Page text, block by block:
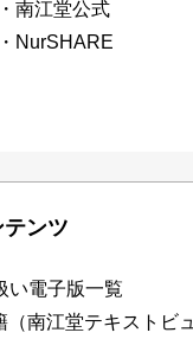
・南江堂公式
・NurSHARE
ンツ
い電子版一覧
（南江堂テキストビュ